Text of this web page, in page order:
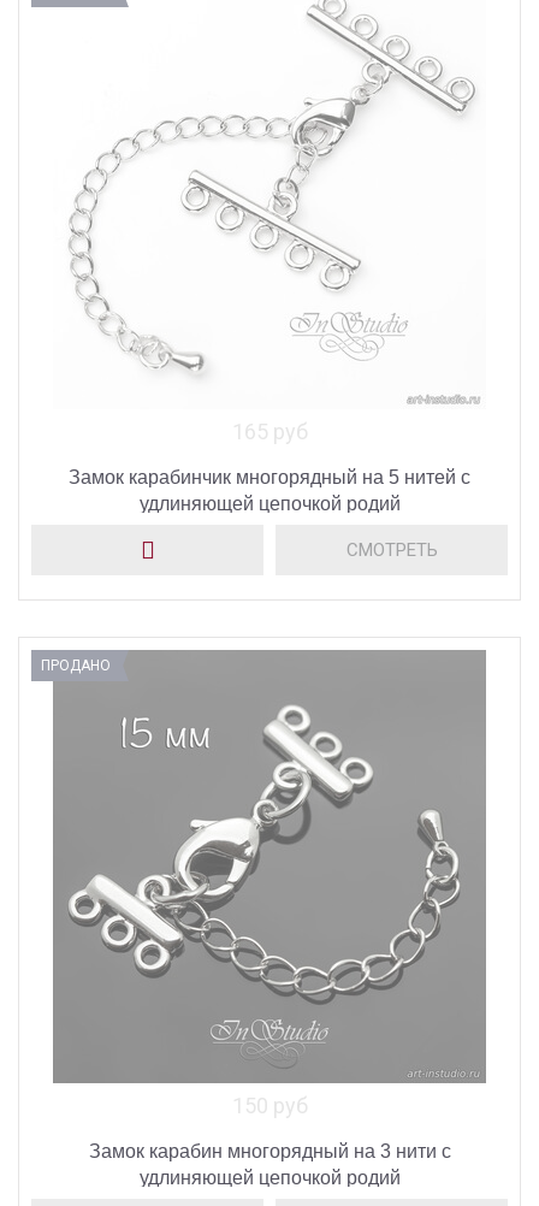
165 руб
Замок карабинчик многорядный на 5 нитей с
удлиняющей цепочкой родий
СМОТРЕТЬ
150 руб
Замок карабин многорядный на 3 нити с
удлиняющей цепочкой родий
ПРОДАНО